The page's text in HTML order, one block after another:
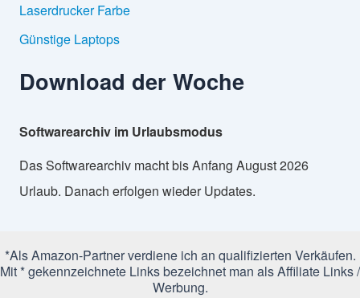
Laserdrucker Farbe
Günstige Laptops
Download der Woche
Softwarearchiv im Urlaubsmodus
Das Softwarearchiv macht bis Anfang August 2026
Urlaub. Danach erfolgen wieder Updates.
*Als Amazon-Partner verdiene ich an qualifizierten Verkäufen.
Mit * gekennzeichnete Links bezeichnet man als Affiliate Links /
Werbung.